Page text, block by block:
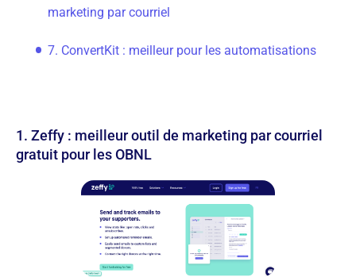
marketing par courriel
7. ConvertKit : meilleur pour les automatisations
1. Zeffy : meilleur outil de marketing par courriel
gratuit pour les OBNL